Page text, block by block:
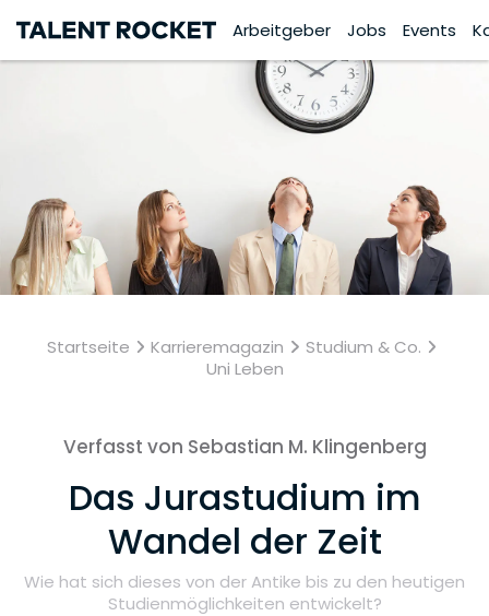
Arbeitgeber Jobs Events
Startseite Karrieremagazin
Studium & Co.
Uni Leben
Verfasst von Sebastian M. Klingenberg
Das Jurastudium im
Wandel der Zeit
Wie hat sich dieses von der Antike bis zu den heutigen
Studienmöglichkeiten entwickelt?